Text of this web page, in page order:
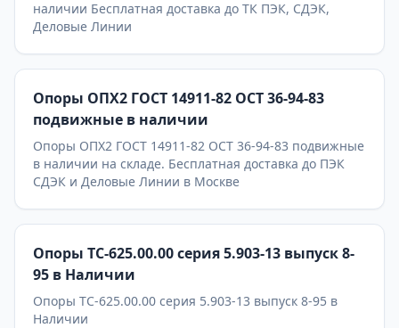
наличии Бесплатная доставка до ТК ПЭК, СДЭК,
Деловые Линии
Опоры ОПХ2 ГОСТ 14911-82 ОСТ 36-94-83
подвижные в наличии
Опоры ОПХ2 ГОСТ 14911-82 ОСТ 36-94-83 подвижные
в наличии на складе. Бесплатная доставка до ПЭК
СДЭК и Деловые Линии в Москве
Опоры ТС-625.00.00 серия 5.903-13 выпуск 8-
95 в Наличии
Опоры ТС-625.00.00 серия 5.903-13 выпуск 8-95 в
Наличии